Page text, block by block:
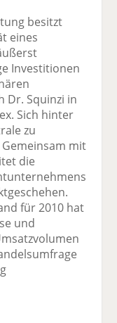
besitzt
eines
Investitionen
Dr. Squinzi in
Sich hinter
zu
mit
die
für 2010 hat
und